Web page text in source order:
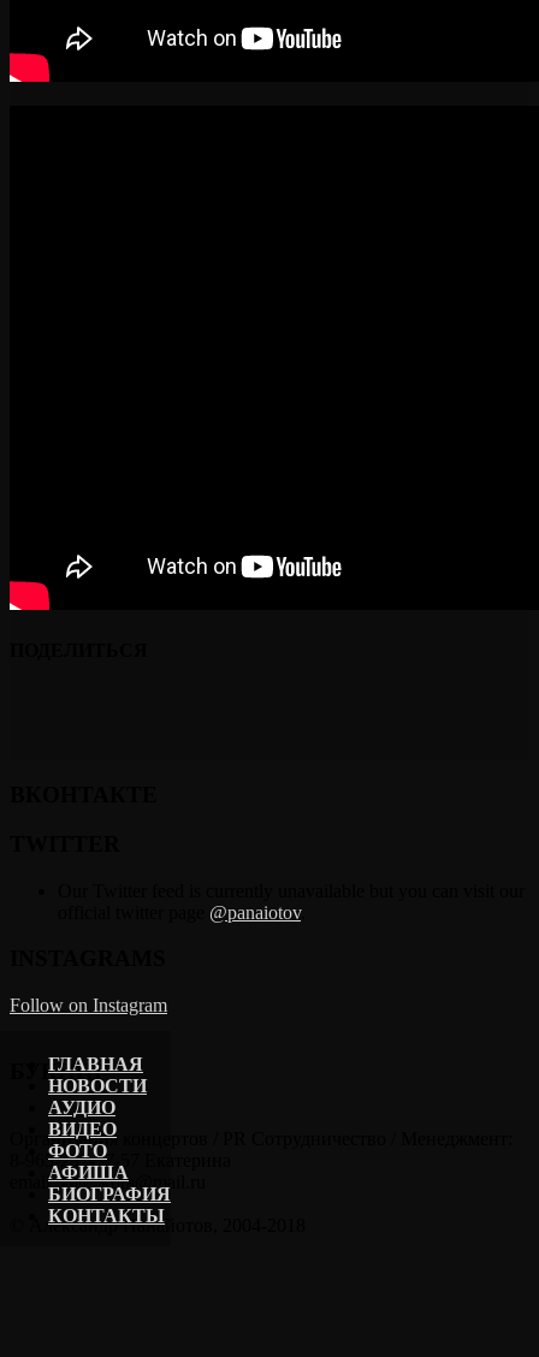
ГЛАВНАЯ
НОВОСТИ
АУДИО
ВИДЕО
ФОТО
АФИША
БИОГРАФИЯ
КОНТАКТЫ
@panaiotov.
Follow on Instagram
БУКИНГ
Организация концертов / PR Сотрудничество / Менеджмент:
8-965-202-57-57 Екатерина
email: kate_kora@mail.ru
© Александр Панайотов, 2004-2018